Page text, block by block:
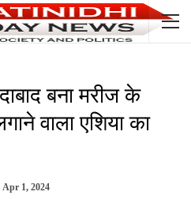
बना मरीज के
वाला एशिया का
Apr 1, 2024